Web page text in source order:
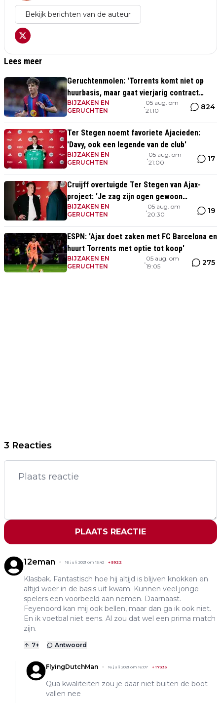
Bekijk berichten van de auteur
Lees meer
Geruchtenmolen: 'Torrents komt niet op
huurbasis, maar gaat vierjarig contract
tekenen bij Ajax'
BIJZAKEN EN
GERUCHTEN
•
05 aug. om
21:10
824
Ter Stegen noemt favoriete Ajacieden:
'Davy, ook een legende van de club'
BIJZAKEN EN
GERUCHTEN
•
05 aug. om
21:00
17
Cruijff overtuigde Ter Stegen van Ajax-
project: 'Je zag zijn ogen gewoon
oplichten'
BIJZAKEN EN
GERUCHTEN
•
05 aug. om
20:30
19
ESPN: 'Ajax doet zaken met FC Barcelona en
huurt Torrents met optie tot koop'
BIJZAKEN EN
GERUCHTEN
•
05 aug. om
19:05
275
3 Reacties
PLAATS REACTIE
12eman 16 juli 2021 om 15:42 + 5922
Klasbak. Fantastisch hoe hij altijd is blijven knokken en
altijd weer in de basis uit kwam. Kunnen veel jonge
spelers een voorbeeld aan nemen. Daarnaast.
Feyenoord kan mij ook bellen, maar dan ga ik ook niet.
En ik voetbal niet eens. Al zou dat wel een prima match
zijn.
7+ Antwoord
FlyingDutchMan 16 juli 2021 om 16:07 +17335
Qua kwaliteiten zou je daar niet buiten de boot
vallen nee